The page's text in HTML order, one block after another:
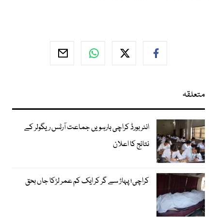
متعلقہ
انٹر بورڈ کراچی بارہویں جماعت آرٹس ریگولر کے
نتائج کا اعلان
کراچی؛ پہاڑ سے گر کر ایک کم عمر لڑکا جاں بحق